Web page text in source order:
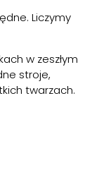
Liczymy
w zeszłym
stroje,
twarzach.